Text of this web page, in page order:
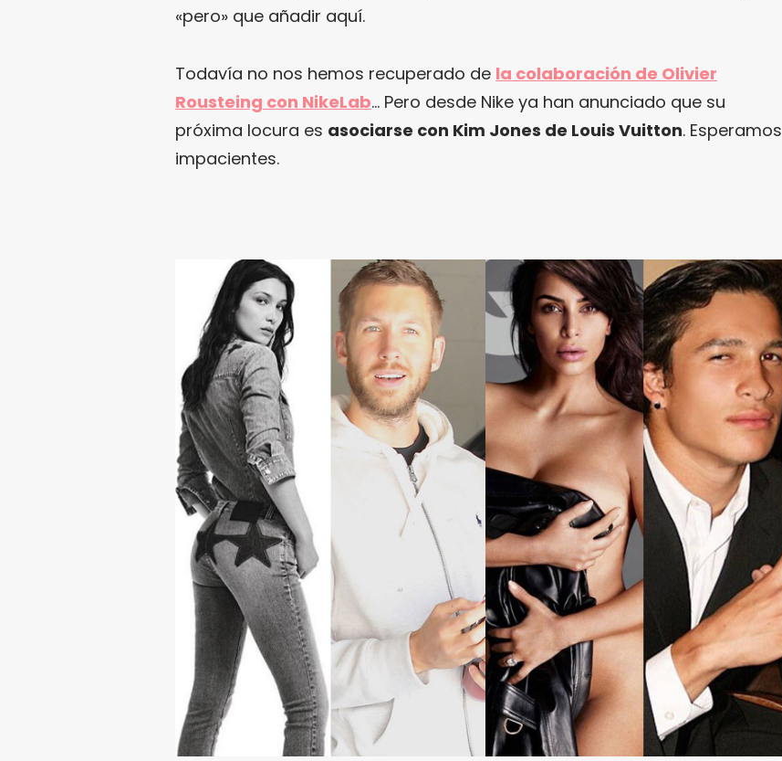
«pero» que añadir aquí.
Todavía no nos hemos recuperado de la colaboración de Olivier
Rousteing con NikeLab… Pero desde Nike ya han anunciado que su
próxima locura es asociarse con Kim Jones de Louis Vuitton. Esperamos
impacientes.